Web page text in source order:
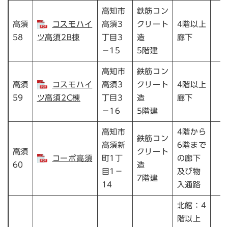
高須
58
コスモハイ
ツ高須2B棟
高知市
高須3
丁目3
－15
鉄筋コン
クリート
造
5階建
4階以上
廊下
高須
59
コスモハイ
ツ高須2C棟
高知市
高須3
丁目3
－16
鉄筋コン
クリート
造
5階建
4階以上
廊下
高須
60
コーポ高須
高知市
高須新
町1丁
目1－
14
鉄筋コン
クリート
造
7階建
4階から
6階まで
の廊下
及び物
入通路
北館：4
階以上